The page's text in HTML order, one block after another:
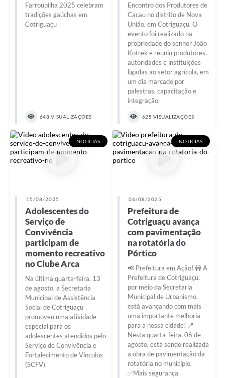
Farroupilha 2025 celebram
tradições gaúchas em
Cotriguaçu
648 VISUALIZAÇÕES
Encontro dos Produtores de
Cacau no distrito de Nova
União, em Cotriguaçu. O
evento foi realizado na
propriedade do senhor João
Kotrek e reuniu produtores,
autoridades e instituições
ligadas ao setor agrícola, em
um dia marcado por
palestras, capacitação e
integração.
625 VISUALIZAÇÕES
NOTÍCIAS
15/08/2025
Adolescentes do
Serviço de
Convivência
participam de
momento recreativo
no Clube Arca
Na última quarta-feira, 13
de agosto, a Secretaria
Municipal de Assistência
Social de Cotriguaçu
promoveu uma atividade
especial para os
adolescentes atendidos pelo
Serviço de Convivência e
Fortalecimento de Vínculos
(SCFV).
NOTÍCIAS
06/08/2025
Prefeitura de
Cotriguaçu avança
com pavimentação
na rotatória do
Pórtico
📢 Prefeitura em Ação! 🚧 A
Prefeitura de Cotriguaçu,
por meio da Secretaria
Municipal de Urbanismo,
está avançando com mais
uma importante melhoria
para a nossa cidade! 📍
Nesta quarta-feira, 06 de
agosto, está sendo realizada
a obra de pavimentação da
rotatória no município.
✅Mais segurança,